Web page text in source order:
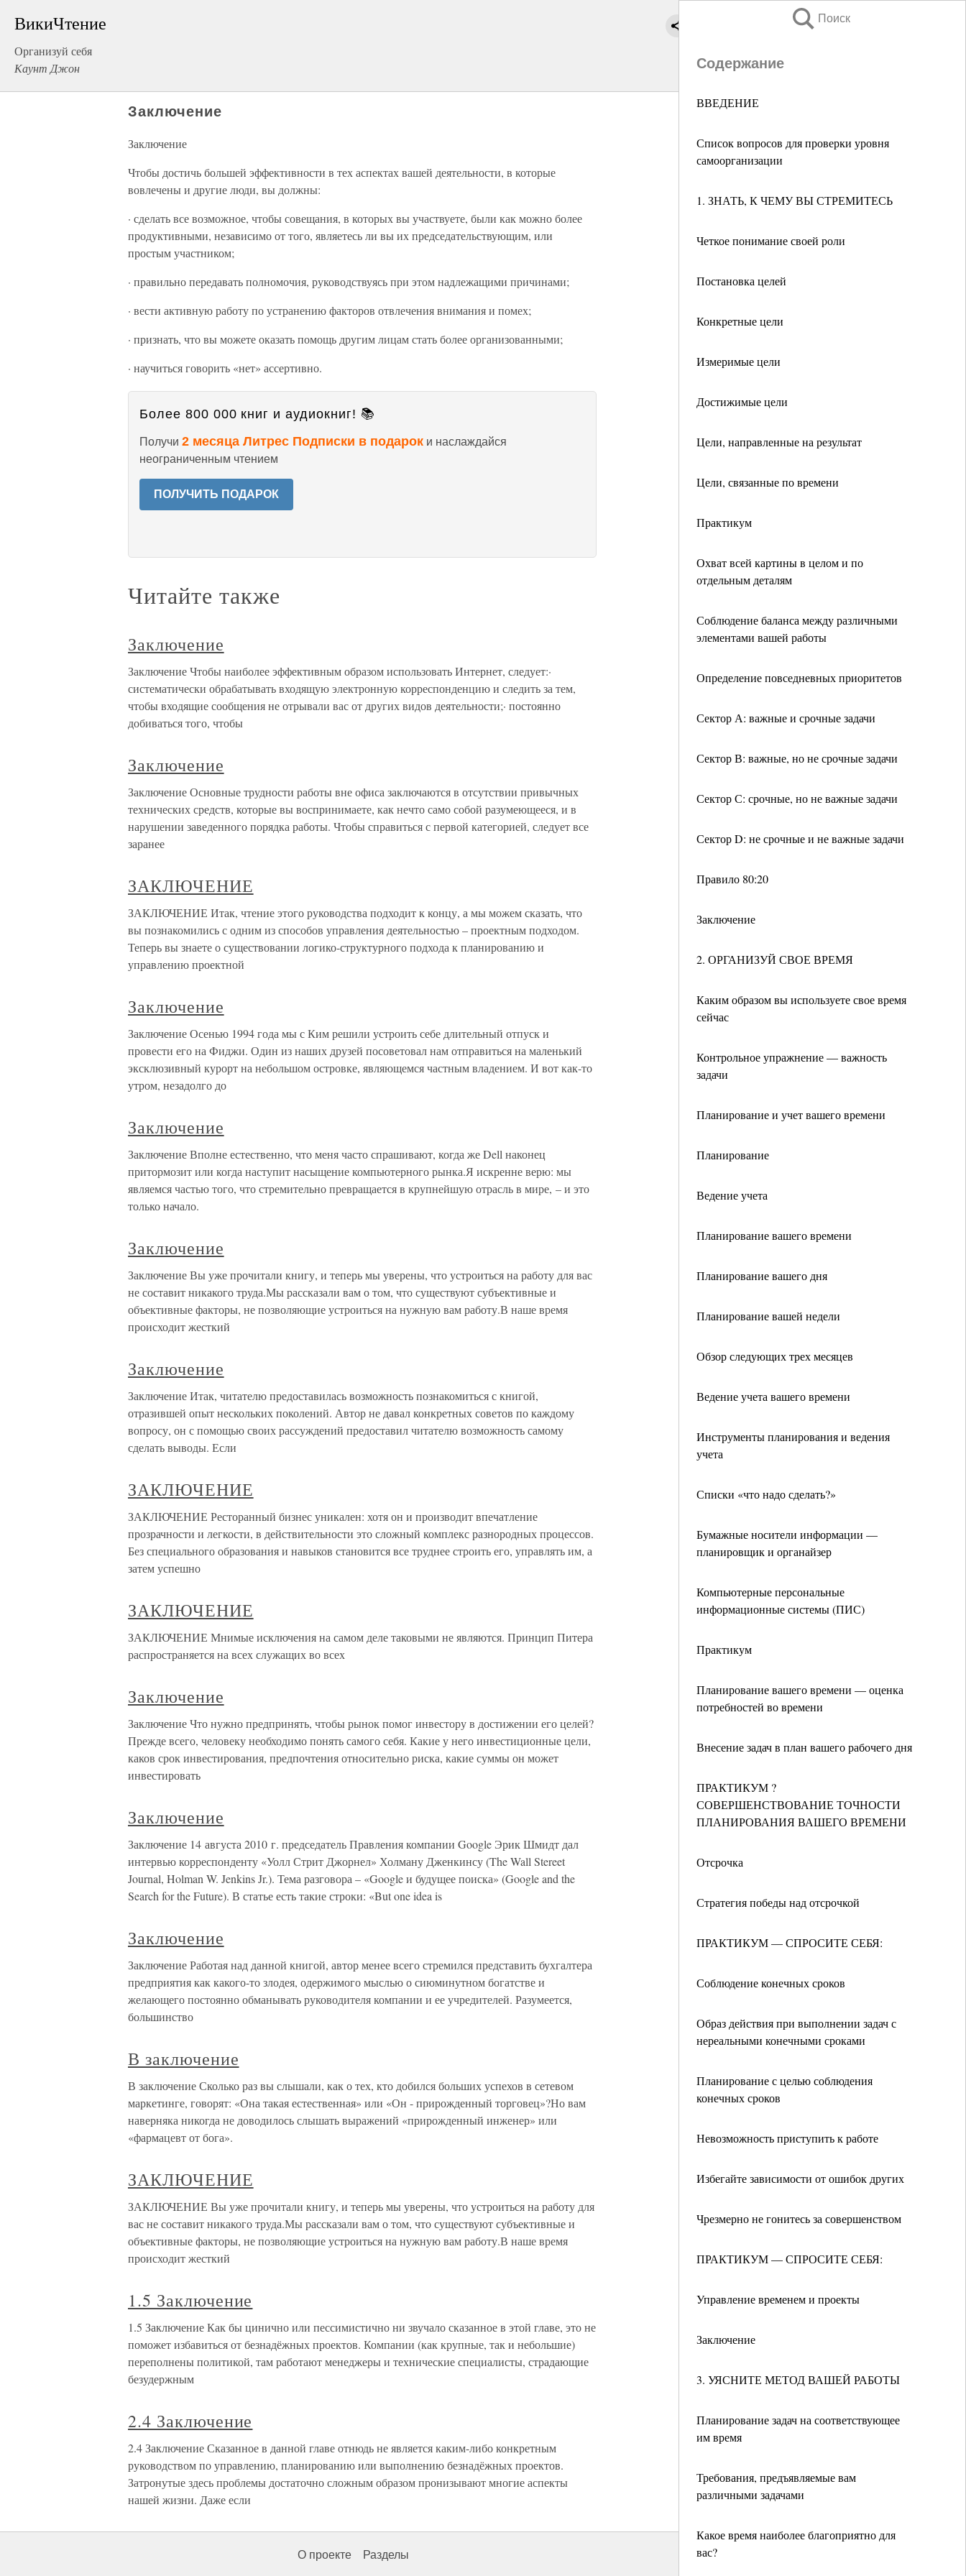
ВикиЧтение
Организуй себя
Каунт Джон
Поиск
Содержание
ВВЕДЕНИЕ
Список вопросов для проверки уровня
самоорганизации
1. ЗНАТЬ, К ЧЕМУ ВЫ СТРЕМИТЕСЬ
Четкое понимание своей роли
Постановка целей
Конкретные цели
Измеримые цели
Достижимые цели
Цели, направленные на результат
Цели, связанные по времени
Практикум
Охват всей картины в целом и по
отдельным деталям
Соблюдение баланса между различными
элементами вашей работы
Определение повседневных приоритетов
Сектор А: важные и срочные задачи
Сектор В: важные, но не срочные задачи
Сектор С: срочные, но не важные задачи
Сектор D: не срочные и не важные задачи
Правило 80:20
Заключение
2. ОРГАНИЗУЙ СВОЕ ВРЕМЯ
Каким образом вы используете свое время
сейчас
Контрольное упражнение — важность
задачи
Планирование и учет вашего времени
Планирование
Ведение учета
Планирование вашего времени
Планирование вашего дня
Планирование вашей недели
Обзор следующих трех месяцев
Ведение учета вашего времени
Инструменты планирования и ведения
учета
Списки «что надо сделать?»
Бумажные носители информации —
планировщик и органайзер
Компьютерные персональные
информационные системы (ПИС)
Практикум
Планирование вашего времени — оценка
потребностей во времени
Внесение задач в план вашего рабочего дня
ПРАКТИКУМ ?
СОВЕРШЕНСТВОВАНИЕ ТОЧНОСТИ
ПЛАНИРОВАНИЯ ВАШЕГО ВРЕМЕНИ
Отсрочка
Стратегия победы над отсрочкой
ПРАКТИКУМ — СПРОСИТЕ СЕБЯ:
Соблюдение конечных сроков
Образ действия при выполнении задач с
нереальными конечными сроками
Планирование с целью соблюдения
конечных сроков
Невозможность приступить к работе
Избегайте зависимости от ошибок других
Чрезмерно не гонитесь за совершенством
ПРАКТИКУМ — СПРОСИТЕ СЕБЯ:
Управление временем и проекты
Заключение
3. УЯСНИТЕ МЕТОД ВАШЕЙ РАБОТЫ
Планирование задач на соответствующее
им время
Требования, предъявляемые вам
различными задачами
Какое время наиболее благоприятно для
вас?
Заключение
Заключение
Чтобы достичь большей эффективности в тех аспектах вашей деятельности, в которые
вовлечены и другие люди, вы должны:
· сделать все возможное, чтобы совещания, в которых вы участвуете, были как можно более
продуктивными, независимо от того, являетесь ли вы их председательствующим, или
простым участником;
· правильно передавать полномочия, руководствуясь при этом надлежащими причинами;
· вести активную работу по устранению факторов отвлечения внимания и помех;
· признать, что вы можете оказать помощь другим лицам стать более организованными;
· научиться говорить «нет» ассертивно.
Более 800 000 книг и аудиокниг! 📚
Получи 2 месяца Литрес Подписки в подарок и наслаждайся
неограниченным чтением
ПОЛУЧИТЬ ПОДАРОК
Читайте также
Заключение
Заключение Чтобы наиболее эффективным образом использовать Интернет, следует:·
систематически обрабатывать входящую электронную корреспонденцию и следить за тем,
чтобы входящие сообщения не отрывали вас от других видов деятельности;· постоянно
добиваться того, чтобы
Заключение
Заключение Основные трудности работы вне офиса заключаются в отсутствии привычных
технических средств, которые вы воспринимаете, как нечто само собой разумеющееся, и в
нарушении заведенного порядка работы. Чтобы справиться с первой категорией, следует все
заранее
ЗАКЛЮЧЕНИЕ
ЗАКЛЮЧЕНИЕ Итак, чтение этого руководства подходит к концу, а мы можем сказать, что
вы познакомились с одним из способов управления деятельностью – проектным подходом.
Теперь вы знаете о существовании логико-структурного подхода к планированию и
управлению проектной
Заключение
Заключение Осенью 1994 года мы с Ким решили устроить себе длительный отпуск и
провести его на Фиджи. Один из наших друзей посоветовал нам отправиться на маленький
эксклюзивный курорт на небольшом островке, являющемся частным владением. И вот как-то
утром, незадолго до
Заключение
Заключение Вполне естественно, что меня часто спрашивают, когда же Dell наконец
притормозит или когда наступит насыщение компьютерного рынка.Я искренне верю: мы
являемся частью того, что стремительно превращается в крупнейшую отрасль в мире, – и это
только начало.
Заключение
Заключение Вы уже прочитали книгу, и теперь мы уверены, что устроиться на работу для вас
не составит никакого труда.Мы рассказали вам о том, что существуют субъективные и
объективные факторы, не позволяющие устроиться на нужную вам работу.В наше время
происходит жесткий
Заключение
Заключение Итак, читателю предоставилась возможность познакомиться с книгой,
отразившей опыт нескольких поколений. Автор не давал конкретных советов по каждому
вопросу, он с помощью своих рассуждений предоставил читателю возможность самому
сделать выводы. Если
ЗАКЛЮЧЕНИЕ
ЗАКЛЮЧЕНИЕ Ресторанный бизнес уникален: хотя он и производит впечатление
прозрачности и легкости, в действительности это сложный комплекс разнородных процессов.
Без специального образования и навыков становится все труднее строить его, управлять им, а
затем успешно
ЗАКЛЮЧЕНИЕ
ЗАКЛЮЧЕНИЕ Мнимые исключения на самом деле таковыми не являются. Принцип Питера
распространяется на всех служащих во всех
Заключение
Заключение Что нужно предпринять, чтобы рынок помог инвестору в достижении его целей?
Прежде всего, человеку необходимо понять самого себя. Какие у него инвестиционные цели,
каков срок инвестирования, предпочтения относительно риска, какие суммы он может
инвестировать
Заключение
Заключение 14 августа 2010 г. председатель Правления компании Google Эрик Шмидт дал
интервью корреспонденту «Уолл Стрит Джорнел» Холману Дженкинсу (The Wall Stereet
Journal, Holman W. Jenkins Jr.). Тема разговора – «Google и будущее поиска» (Google and the
Search for the Future). В статье есть такие строки: «But one idea is
Заключение
Заключение Работая над данной книгой, автор менее всего стремился представить бухгалтера
предприятия как какого-то злодея, одержимого мыслью о сиюминутном богатстве и
желающего постоянно обманывать руководителя компании и ее учредителей. Разумеется,
большинство
В заключение
В заключение Сколько раз вы слышали, как о тех, кто добился больших успехов в сетевом
маркетинге, говорят: «Она такая естественная» или «Он - прирожденный торговец»?Но вам
наверняка никогда не доводилось слышать выражений «прирожденный инженер» или
«фармацевт от бога».
ЗАКЛЮЧЕНИЕ
ЗАКЛЮЧЕНИЕ Вы уже прочитали книгу, и теперь мы уверены, что устроиться на работу для
вас не составит никакого труда.Мы рассказали вам о том, что существуют субъективные и
объективные факторы, не позволяющие устроиться на нужную вам работу.В наше время
происходит жесткий
1.5 Заключение
1.5 Заключение Как бы цинично или пессимистично ни звучало сказанное в этой главе, это не
поможет избавиться от безнадёжных проектов. Компании (как крупные, так и небольшие)
переполнены политикой, там работают менеджеры и технические специалисты, страдающие
безудержным
2.4 Заключение
2.4 Заключение Сказанное в данной главе отнюдь не является каким-либо конкретным
руководством по управлению, планированию или выполнению безнадёжных проектов.
Затронутые здесь проблемы достаточно сложным образом пронизывают многие аспекты
нашей жизни. Даже если
О проекте Разделы